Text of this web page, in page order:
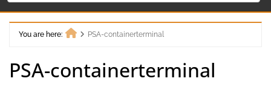
You are here:
PSA-containerterminal
PSA-containerterminal